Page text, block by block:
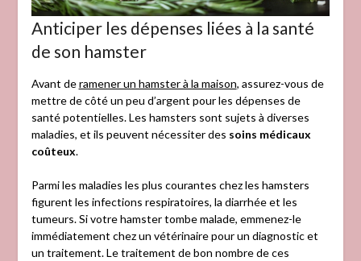
Anticiper les dépenses liées à la santé
de son hamster
Avant deramener un hamster à la maison, assurez-vous de
mettre de côté un peu d’argent pour les dépenses de
santé potentielles. Les hamsters sont sujets à diverses
maladies, et ils peuvent nécessiter des soins médicaux
coûteux.
Parmi les maladies les plus courantes chez les hamsters
figurent les infections respiratoires, la diarrhée et les
tumeurs. Si votre hamster tombe malade, emmenez-le
immédiatement chez un vétérinaire pour un diagnostic et
un traitement. Le traitement de bon nombre de ces